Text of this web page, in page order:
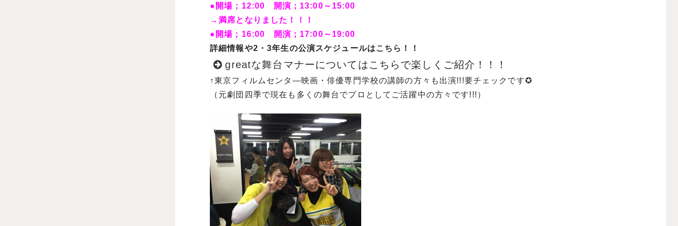
●開場；12:00 開演；13:00～15:00
→満席となりました！！！
●開場；16:00 開演；17:00～19:00
詳細情報や2・3年生の公演スケジュールはこちら ！！
greatな舞台マナーについてはこちらで楽しくご紹介！！！
↑東京フィルムセンタ―映画・俳優専門学校の講師の方々も出演!!!要チェックです✪
（元劇団四季で現在も多くの舞台でプロとしてご活躍中の方々です!!!）